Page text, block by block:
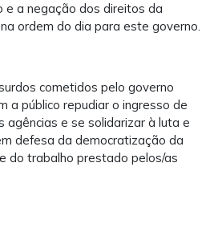
e a negação dos direitos da
ordem do dia para este governo.
cometidos pelo governo
a público repudiar o ingresso de
agências e se solidarizar à luta e
defesa da democratização da
do trabalho prestado pelos/as